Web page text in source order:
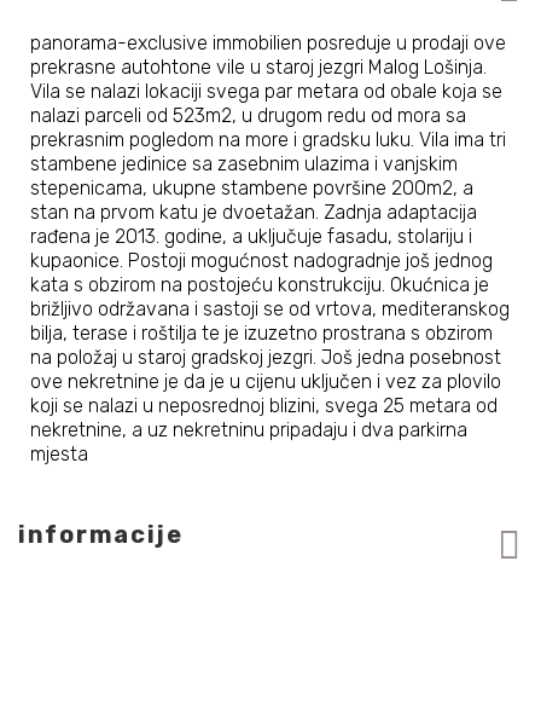
panorama-exclusive immobilien posreduje u prodaji ove
prekrasne autohtone vile u staroj jezgri Malog Lošinja.
Vila se nalazi lokaciji svega par metara od obale koja se
nalazi parceli od 523m2, u drugom redu od mora sa
prekrasnim pogledom na more i gradsku luku. Vila ima tri
stambene jedinice sa zasebnim ulazima i vanjskim
stepenicama, ukupne stambene površine 200m2, a
stan na prvom katu je dvoetažan. Zadnja adaptacija
rađena je 2013. godine, a uključuje fasadu, stolariju i
kupaonice. Postoji mogućnost nadogradnje još jednog
kata s obzirom na postojeću konstrukciju. Okućnica je
brižljivo održavana i sastoji se od vrtova, mediteranskog
bilja, terase i roštilja te je izuzetno prostrana s obzirom
na položaj u staroj gradskoj jezgri. Još jedna posebnost
ove nekretnine je da je u cijenu uključen i vez za plovilo
koji se nalazi u neposrednoj blizini, svega 25 metara od
nekretnine, a uz nekretninu pripadaju i dva parkirna
mjesta
informacije